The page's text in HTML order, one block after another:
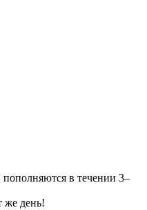
пополняются в течении 3–
же день!